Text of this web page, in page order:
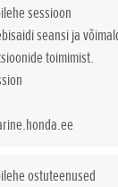
sessioon
seansi ja
toimimist.
ostuteenused
ja
et